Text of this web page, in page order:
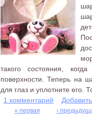
такого состояния,
поверхности. Теперь на
для глаз и уплотните его.
1 комментарий
« первая
‹